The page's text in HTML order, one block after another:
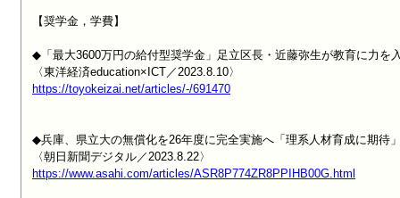
【奨学金，学費】
◆「最大3600万円の給付型奨学金」足立区長・近藤弥生が教育に力を
https://toyokeizai.net/articles/-/691470
◆兵庫、県立大の無償化を26年度に完全実施へ「理系人材育成に期待
https://www.asahi.com/articles/ASR8P774ZR8PPIHB00G.html